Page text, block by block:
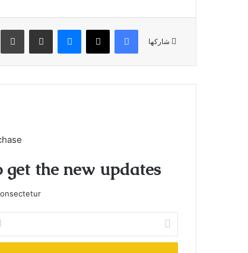
شاركها
فيسبوك X ماسنجر مشاركة عبر البريد
the new updates!
بريدك
الإلكتروني